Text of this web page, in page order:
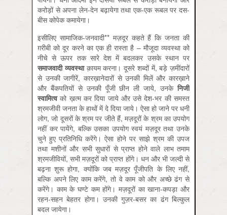
करोड़ों से अपना लेन-देन बढ़ायेगा तथा एक-एक रूबल पर दस-
बीस कोपेक कमायेगा।
इसीलिए सामाजिक-जनवादी** मज़दूर कहते हैं कि जनता की
ग़रीबी को दूर करने का एक ही रास्ता है – मौजूदा व्यवस्था को
नीचे से ऊपर तक सारे देश में बदलकर उसके स्थान पर
समाजवादी व्यवस्थाक़ायम करना। दूसरे शब्दों में, बड़े ज़मींदारों
से उनकी जागीरें, कारख़ानेदारों से उनकी मिलें और कारख़ाने
और बैंकपतियों से उनकी पूँजी छीन ली जाये, उनकेनिजी
स्वामित्वको ख़त्म कर दिया जाये और उसे देश-भर की समस्त
श्रमजीवी जनता के हाथों में दे दिया जाये। ऐसा हो जाने पर धनी
लोग, जो दूसरों के श्रम पर जीते हैं, मज़दूरों के श्रम का उपयोग
नहीं कर पायेंगे, बल्कि उसका उपयोग स्वयं मज़दूर तथा उनके
चुने हुए प्रतिनिधि करेंगे। ऐसा होने पर साझे श्रम की उपज
तथा मशीनों और सभी सुधारों से प्राप्त होने वाले लाभ तमाम
श्रमजीवियों, सभी मज़दूरों को प्राप्त होंगे। धन और भी जल्दी से
बढ़ना शुरू होगा, क्योंकि जब मज़दूर पूँजीपति के लिए नहीं,
बल्कि अपने लिए काम करेंगे, तो वे काम को और अच्छे ढंग से
करेंगे। काम के घण्टे कम होंगे। मज़दूरों का खाना-कपड़ा और
रहन-सहन बेहतर होगा। उनकी गुज़र-बसर का ढंग बिल्कुल
बदल जायेगा।